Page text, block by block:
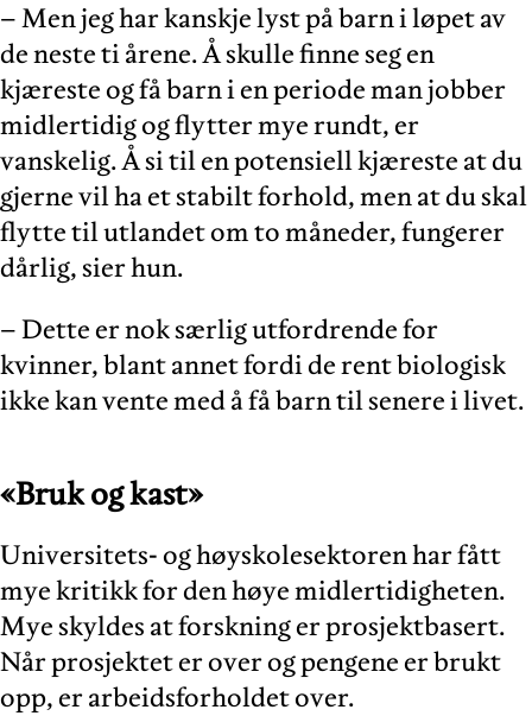
– Men jeg har kanskje lyst på barn i løpet av
de neste ti årene. Å skulle finne seg en
kjæreste og få barn i en periode man jobber
midlertidig og flytter mye rundt, er
vanskelig. Å si til en potensiell kjæreste at du
gjerne vil ha et stabilt forhold, men at du skal
flytte til utlandet om to måneder, fungerer
dårlig, sier hun.
– Dette er nok særlig utfordrende for
kvinner, blant annet fordi de rent biologisk
ikke kan vente med å få barn til senere i livet.
«Bruk og kast»
Universitets- og høyskolesektoren har fått
mye kritikk for den høye midlertidigheten.
Mye skyldes at forskning er prosjektbasert.
Når prosjektet er over og pengene er brukt
opp, er arbeidsforholdet over.